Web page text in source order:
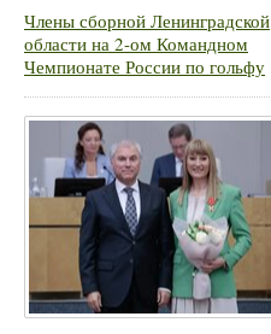
Члены сборной Ленинградской
области на 2-ом Командном
Чемпионате России по гольфу